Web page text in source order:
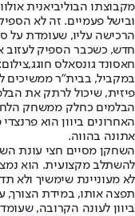
ובישל פעמיים. זה לא
חדש, כשכבר הספיק לעזוב
חאסונד גונסאלס
במקביל, בבית״ר ממשיכים
פיזית, שיכול לרתק את
הבלמים כחלק ממשחק
האחרונים ביוון הוא פרנצדי
אתונה בהווה.
השחקן מסיים חצי עונת
להשתלב מקצועית. הוא
לא מעוניינת שימשיך ולא
תפצה אותו, במידת הצורך,
ביוון לעונה הקרובה, שעומד על 800 אלף